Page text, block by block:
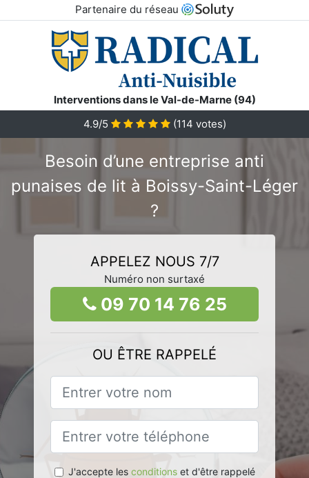
Partenaire du réseau
Interventions dans le Val-de-Marne (94)
4.9/5
(114 votes)
Besoin d’une entreprise anti
punaises de lit à Boissy-Saint-Léger
?
APPELEZ NOUS 7/7
Numéro non surtaxé
09 70 14 76 25
OU ÊTRE RAPPELÉ
J'accepte les conditionset d'être rappelé